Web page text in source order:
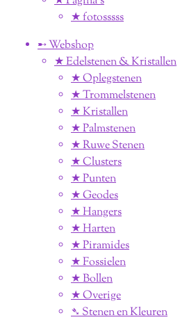
★ fotosssss
➸ Webshop
★ Edelstenen & Kristallen
★ Oplegstenen
★ Trommelstenen
★ Kristallen
★ Palmstenen
★ Ruwe Stenen
★ Clusters
★ Punten
★ Geodes
★ Hangers
★ Harten
★ Piramides
★ Fossielen
★ Bollen
★ Overige
➴ Stenen en Kleuren